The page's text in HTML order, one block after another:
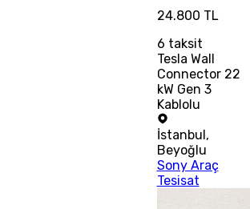
24.800 TL
6 taksit
Tesla Wall
Connector 22
kW Gen 3
Kablolu
İstanbul,
Beyoğlu
Sony Araç
Tesisat